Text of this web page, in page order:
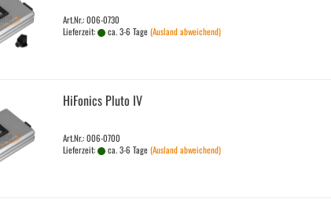
Art.Nr.: 006-0730
Lieferzeit:
ca. 3-6 Tage(Ausland abweichend)
Hi­Fo­nics Pluto IV
Art.Nr.: 006-0700
Lieferzeit:
ca. 3-6 Tage(Ausland abweichend)